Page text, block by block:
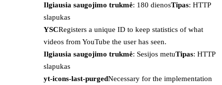
Ilgiausia saugojimo trukmė: 180 dienosTipas: HTTP
slapukas
YSCRegisters a unique ID to keep statistics of what
videos from YouTube the user has seen.
Ilgiausia saugojimo trukmė: Sesijos metuTipas: HTTP
slapukas
yt-icons-last-purgedNecessary for the implementation